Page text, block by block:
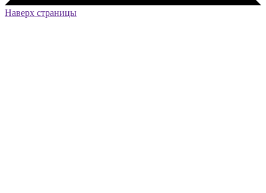
Наверх страницы